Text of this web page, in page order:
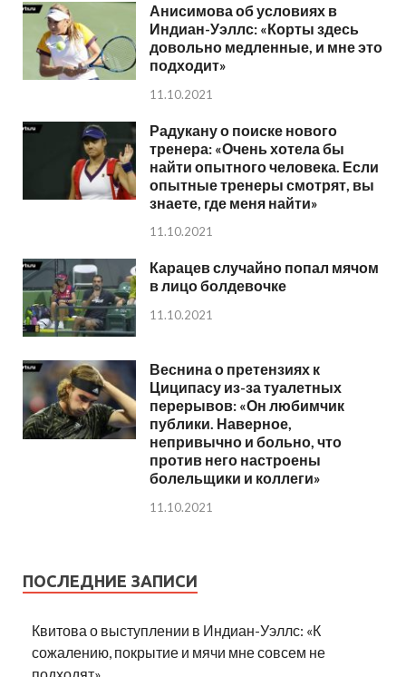
Анисимова об условиях в
Индиан-Уэллс: «Корты здесь
довольно медленные, и мне это
подходит»
11.10.2021
Радукану о поиске нового
тренера: «Очень хотела бы
найти опытного человека. Если
опытные тренеры смотрят, вы
знаете, где меня найти»
11.10.2021
Карацев случайно попал мячом
в лицо болдевочке
11.10.2021
Веснина о претензиях к
Циципасу из-за туалетных
перерывов: «Он любимчик
публики. Наверное,
непривычно и больно, что
против него настроены
болельщики и коллеги»
11.10.2021
ПОСЛЕДНИЕ ЗАПИСИ
Квитова о выступлении в Индиан-Уэллс: «К
сожалению, покрытие и мячи мне совсем не